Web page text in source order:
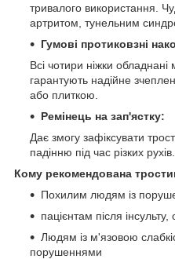
тривалого використання.
артритом, тунельним
Гумові протиковзні
Всі чотири ніжки
гарантують надійне
або плиткою.
Ремінець на зап'ястку:
Дає змогу зафіксувати
падінню під час різких рухів.
Кому рекомендована
Похилим людям із
пацієнтам після
Людям із м'язовою
порушеннями